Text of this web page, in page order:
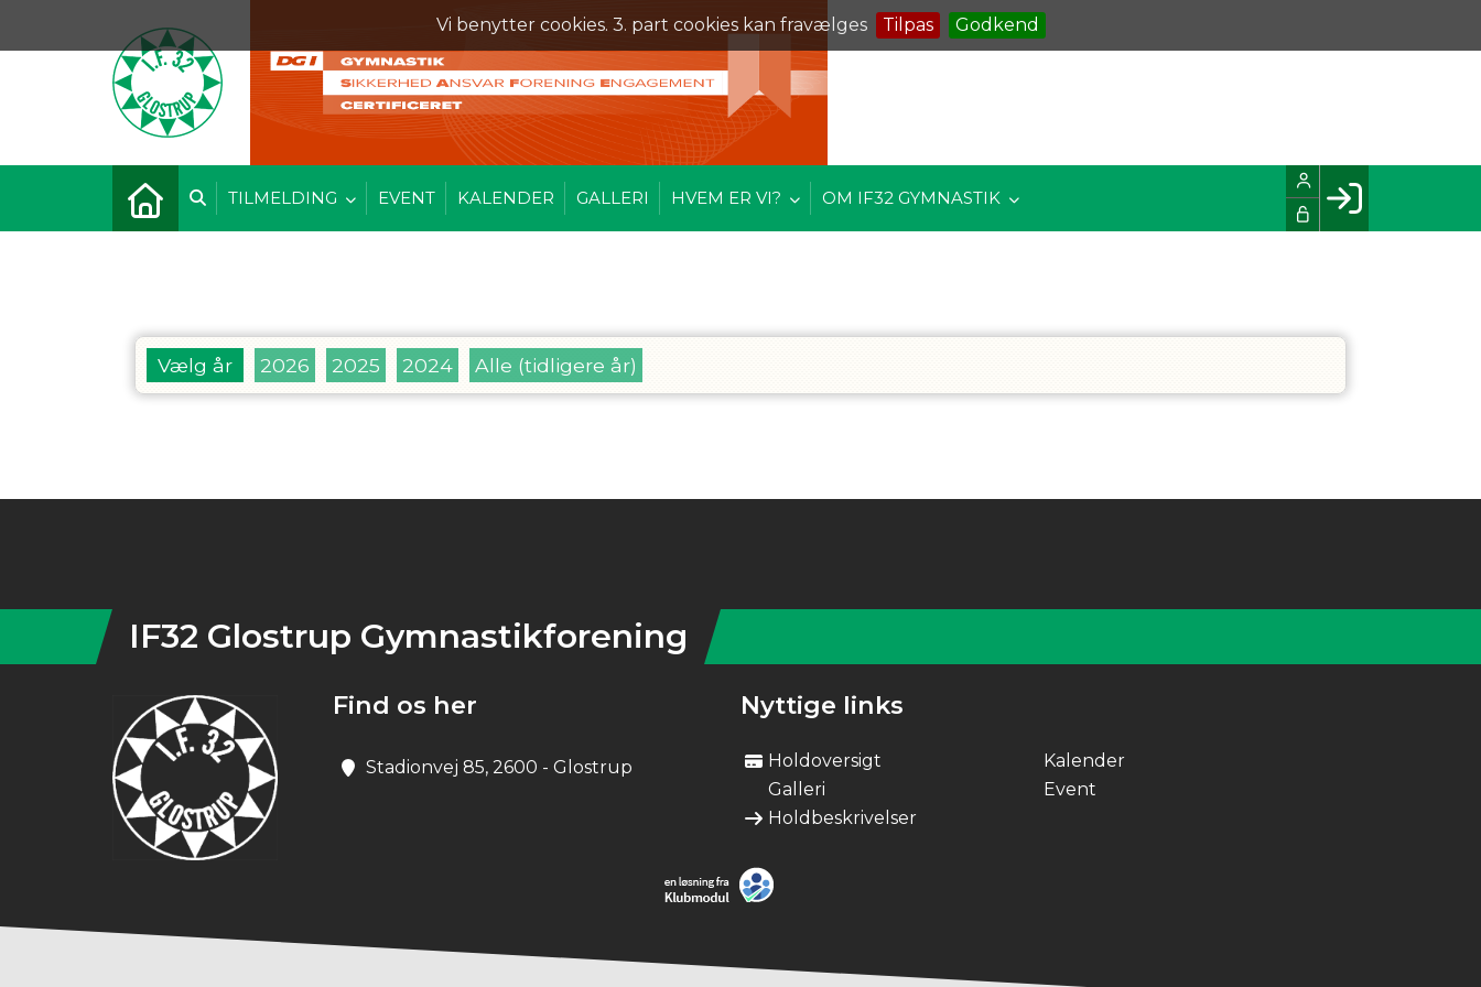
Vi benytter cookies. 3. part cookies kan fravælges Tilpas Godkend
TILMELDING EVENT KALENDER GALLERI HVEM ER VI? OM IF32 GYMNASTIK
LOG IND
Vælg år 2026 2025 2024 Alle (tidligere år)
IF32 Glostrup Gymnastikforening
Find os her
Stadionvej 85, 2600 - Glostrup
Nyttige links
Holdoversigt
Kalender
Galleri
Event
Holdbeskrivelser